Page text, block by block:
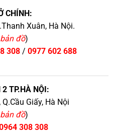
CHÍNH:
Xuân, Hà Nội.
đồ)
308/ 0977 602 688
TP.HÀ NỘI:
Giấy, Hà Nội
đồ)
308 308